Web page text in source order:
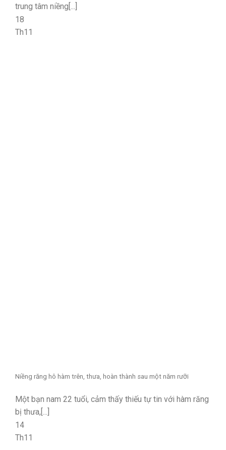
trung tâm niềng[...]
18
Th11
Niềng răng hô hàm trên, thưa, hoàn thành sau một năm rưỡi
Một bạn nam 22 tuổi, cảm thấy thiếu tự tin với hàm răng
bị thưa,[...]
14
Th11